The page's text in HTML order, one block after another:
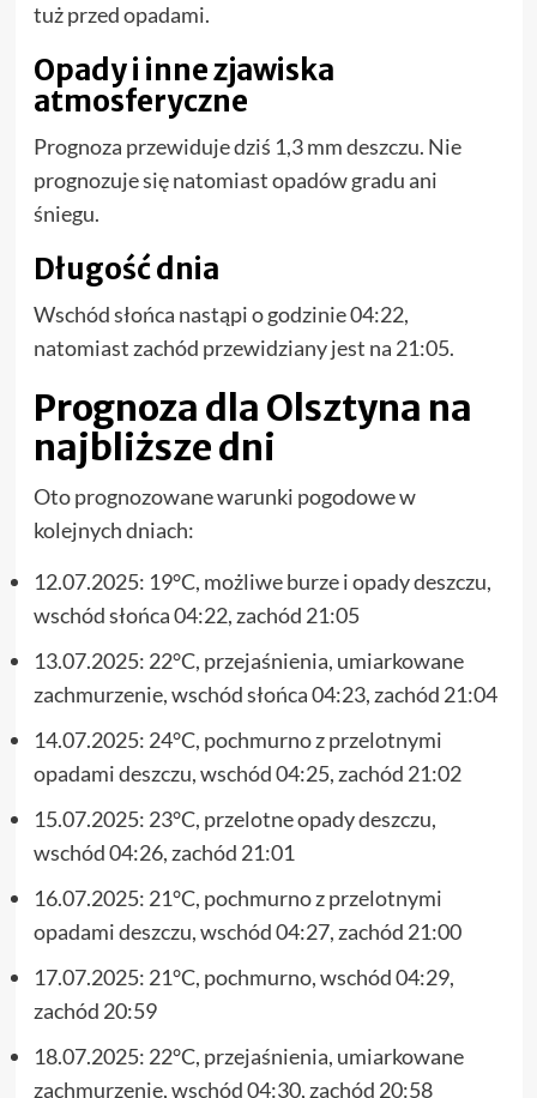
tuż przed opadami.
Opady i inne zjawiska
atmosferyczne
Prognoza przewiduje dziś 1,3 mm deszczu. Nie
prognozuje się natomiast opadów gradu ani
śniegu.
Długość dnia
Wschód słońca nastąpi o godzinie 04:22,
natomiast zachód przewidziany jest na 21:05.
Prognoza dla Olsztyna na
najbliższe dni
Oto prognozowane warunki pogodowe w
kolejnych dniach:
12.07.2025: 19°C, możliwe burze i opady deszczu,
wschód słońca 04:22, zachód 21:05
13.07.2025: 22°C, przejaśnienia, umiarkowane
zachmurzenie, wschód słońca 04:23, zachód 21:04
14.07.2025: 24°C, pochmurno z przelotnymi
opadami deszczu, wschód 04:25, zachód 21:02
15.07.2025: 23°C, przelotne opady deszczu,
wschód 04:26, zachód 21:01
16.07.2025: 21°C, pochmurno z przelotnymi
opadami deszczu, wschód 04:27, zachód 21:00
17.07.2025: 21°C, pochmurno, wschód 04:29,
zachód 20:59
18.07.2025: 22°C, przejaśnienia, umiarkowane
zachmurzenie, wschód 04:30, zachód 20:58